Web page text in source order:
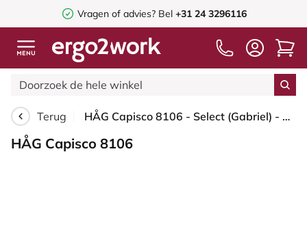
Vragen of advies? Bel +31 24 3296116
Terug HÅG Capisco 8106 - Select (Gabriel) - Wol / Polyamide - SC67098 - Glacier blue - Framekleur - Moss Grey - Gasveer - 265 mm (Zithoogte 53-79cm) - Vloercontact - Zachte wielen t.b.v. harde vloeren - Voetenring - Ja, in framekleur - Voetster - Nee, voetst...
HÅG Capisco 8106